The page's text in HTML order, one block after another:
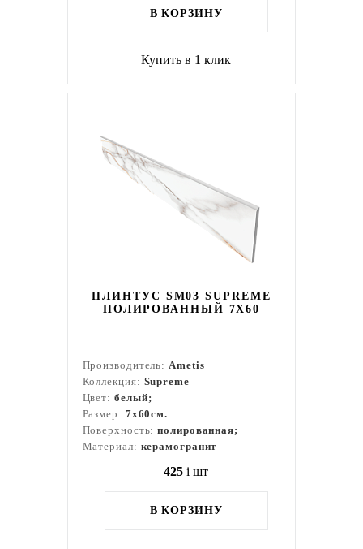
В КОРЗИНУ
Купить в 1 клик
ПЛИНТУС SM03 SUPREME
ПОЛИРОВАННЫЙ 7X60
Производитель:Ametis
Коллекция: Supreme
Цвет: белый;
Размер: 7x60см.
Поверхность:полированная;
Материал: керамогранит
425 i шт
В КОРЗИНУ